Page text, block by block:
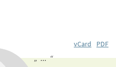
vCard
PDF
„ ... “